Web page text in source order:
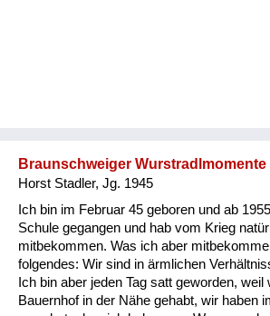
Wohnen
Braunschweiger Wurstradlmomente
Horst Stadler, Jg. 1945
Ich bin im Februar 45 geboren und ab
Schule gegangen und hab vom Krieg
mitbekommen. Was ich aber
folgendes: Wir sind in ärmlichen
Ich bin aber jeden Tag satt geworden, weil
Bauernhof in der Nähe gehabt, wir haben